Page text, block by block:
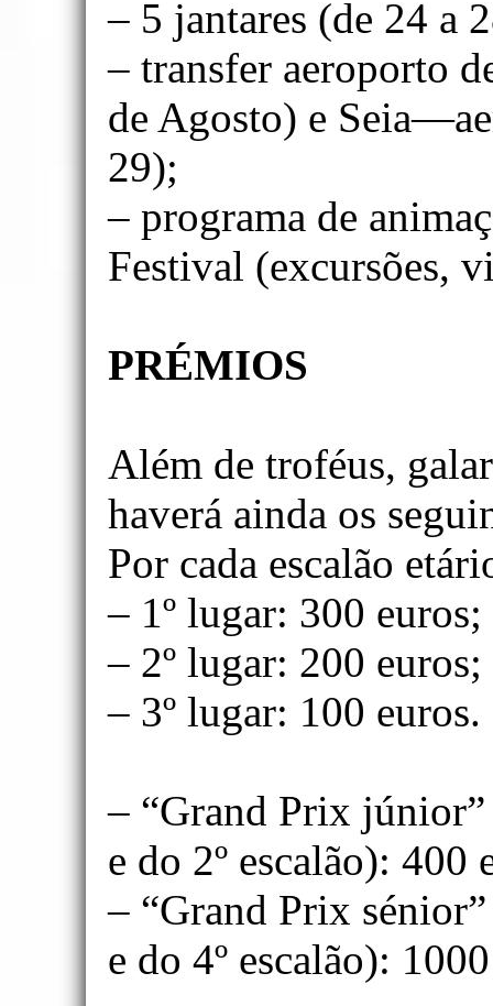
– 5 jantares (de 24 a
– transfer aeroporto
de Agosto) e
29);
– programa de
Festival (excursões,
PRÉMIOS
Além de troféus,
haverá ainda os
Por cada escalão
– 1º lugar: 300 euros;
– 2º lugar: 200 euros;
– 3º lugar: 100 euros.
– “Grand Prix júnior”
e do 2º escalão): 400
– “Grand Prix
e do 4º escalão):